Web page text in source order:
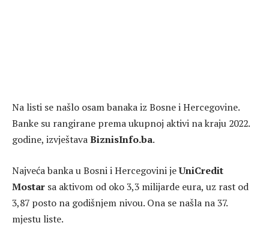
Na listi se našlo osam banaka iz Bosne i Hercegovine.
Banke su rangirane prema ukupnoj aktivi na kraju 2022.
godine, izvještavaBiznisInfo.ba.
Najveća banka u Bosni i Hercegovini jeUniCredit
Mostar sa aktivom od oko 3,3 milijarde eura, uz rast od
3,87 posto na godišnjem nivou. Ona se našla na 37.
mjestu liste.